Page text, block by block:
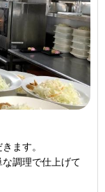
ます。
調理で仕上げて